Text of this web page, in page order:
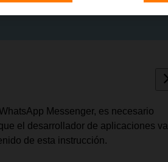
Messenger, es necesario
el desarrollador de aplicaciones va
de esta instrucción.